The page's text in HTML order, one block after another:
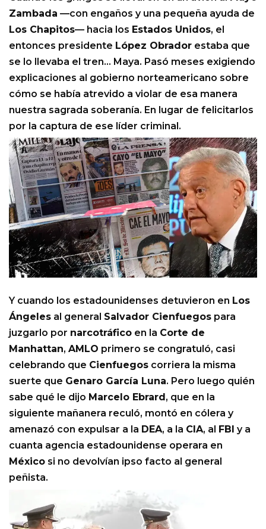
Zambada —con engaños y una pequeña ayuda de
Los Chapitos— hacia los Estados Unidos, el
entonces presidente López Obrador estaba que
se lo llevaba el tren… Maya. Pasó meses exigiendo
explicaciones al gobierno norteamericano sobre
cómo se había atrevido a violar de esa manera
nuestra sagrada soberanía. En lugar de felicitarlos
por la captura de ese líder criminal.
Y cuando los estadounidenses detuvieron en Los
Ángeles al general Salvador Cienfuegos para
juzgarlo por narcotráfico en la Corte de
Manhattan, AMLO primero se congratuló, casi
celebrando que Cienfuegos corriera la misma
suerte que Genaro García Luna. Pero luego quién
sabe qué le dijo Marcelo Ebrard , que en la
siguiente mañanera reculó, montó en cólera y
amenazó con expulsar a la DEA, a la CIA, al FBI y a
cuanta agencia estadounidense operara en
México si no devolvían ipso facto al general
peñista.